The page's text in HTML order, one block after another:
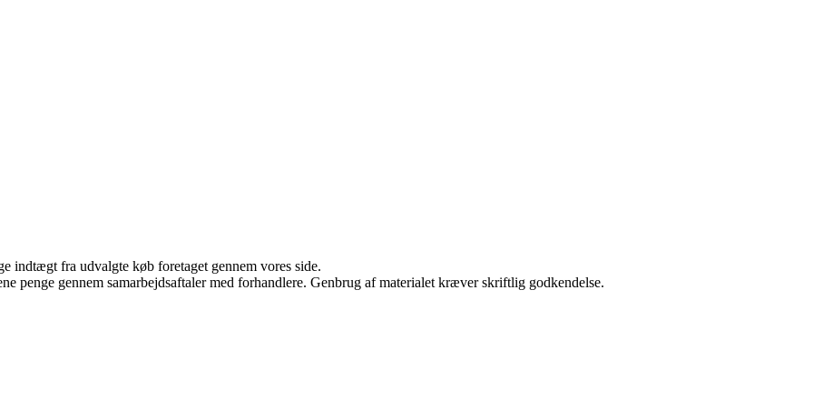
indtægt fra udvalgte køb foretaget gennem vores side.
penge gennem samarbejdsaftaler med forhandlere. Genbrug af materialet kræver skriftlig godkendelse.